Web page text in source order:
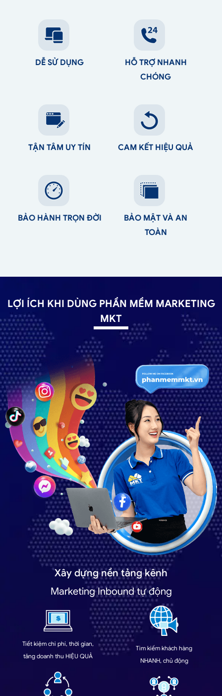
DỄ SỬ DỤNG
HỖ TRỢ NHANH
CHÓNG
TẬN TÂM UY TÍN CAM KẾT HIỆU QUẢ
BẢO HÀNH TRỌN ĐỜI
BẢO MẬT VÀ AN
TOÀN
LỢI ÍCH KHI DÙNG PHẦN MỀM MARKETING
MKT
Xây dựng nền tảng kênh
Marketing Inbound tự động
Tiết kiệm chi phí, thời gian,
tăng doanh thu HIỆU QUẢ
Tìm kiếm khách hàng
NHANH, chủ động